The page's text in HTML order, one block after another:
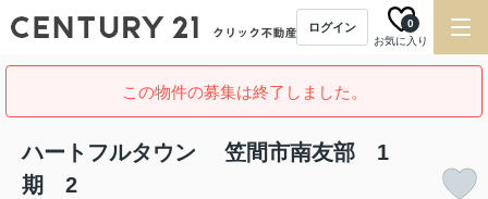
ログイン
お気に入り
0
この物件の募集は終了しました。
ハートフルタウン 笠間市南友部 1
期 2